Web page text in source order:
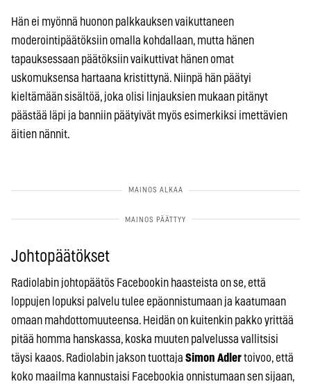
Hän ei myönnä huonon palkkauksen vaikuttaneen
moderointipäätöksiin omalla kohdallaan, mutta hänen
tapauksessaan päätöksiin vaikuttivat hänen omat
uskomuksensa hartaana kristittynä. Niinpä hän päätyi
kieltämään sisältöä, joka olisi linjauksien mukaan pitänyt
päästää läpi ja banniin päätyivät myös esimerkiksi imettävien
äitien nännit.
Johtopäätökset
Radiolabin johtopäätös Facebookin haasteista on se, että
loppujen lopuksi palvelu tulee epäonnistumaan ja kaatumaan
omaan mahdottomuuteensa. Heidän on kuitenkin pakko yrittää
pitää homma hanskassa, koska muuten palvelussa vallitsisi
täysi kaaos. Radiolabin jakson tuottaja Simon Adlertoivoo, että
koko maailma kannustaisi Facebookia onnistumaan sen sijaan,